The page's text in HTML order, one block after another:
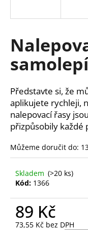
Představte si, že
aplikujete rychleji,
nalepovací řasy
přizpůsobily každé
Můžeme doručit do:
Skladem (>20 ks)
Kód: 1366
89 Kč
73,55 Kč bez DPH
í
t
?
o
p
o
u